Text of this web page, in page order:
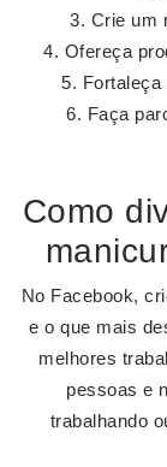
Crie um
Ofereça
Faça
Como
No Facebook,
e o que mais
melhores
pessoas e
trabalhando